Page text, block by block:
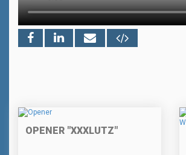
OPENER "XXXLUTZ"